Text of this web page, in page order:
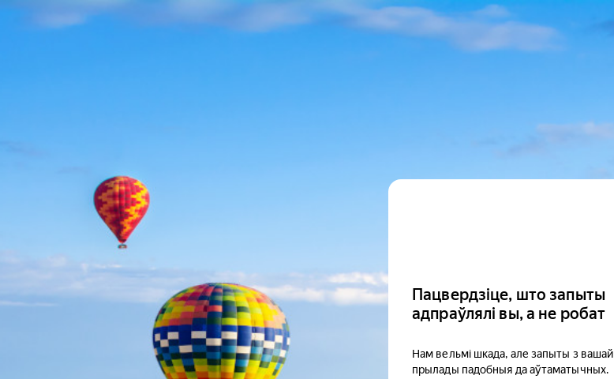
Пацвердзіце, што запыты
адпраўлялі вы, а не робат
Нам вельмі шкада, але запыты з вашай
прылады падобныя да аўтаматычных.